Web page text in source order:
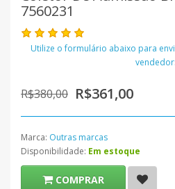
7560231
Utilize o formulário abaixo para
vendedor:
R$380,00 R$361,00
Marca: Outras marcas
Disponibilidade: Em estoque
COMPRAR